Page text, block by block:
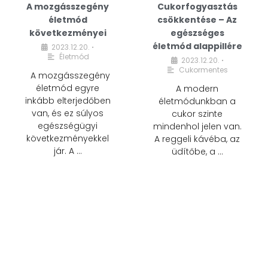
A mozgásszegény
életmód
következményei
2023.12.20. •
Életmód
A mozgásszegény
életmód egyre
inkább elterjedőben
van, és ez súlyos
egészségügyi
következményekkel
jár. A …
Cukorfogyasztás
csökkentése – Az
egészséges
életmód alappillére
2023.12.20. •
Cukormentes
A modern
életmódunkban a
cukor szinte
mindenhol jelen van.
A reggeli kávéba, az
üdítőbe, a …